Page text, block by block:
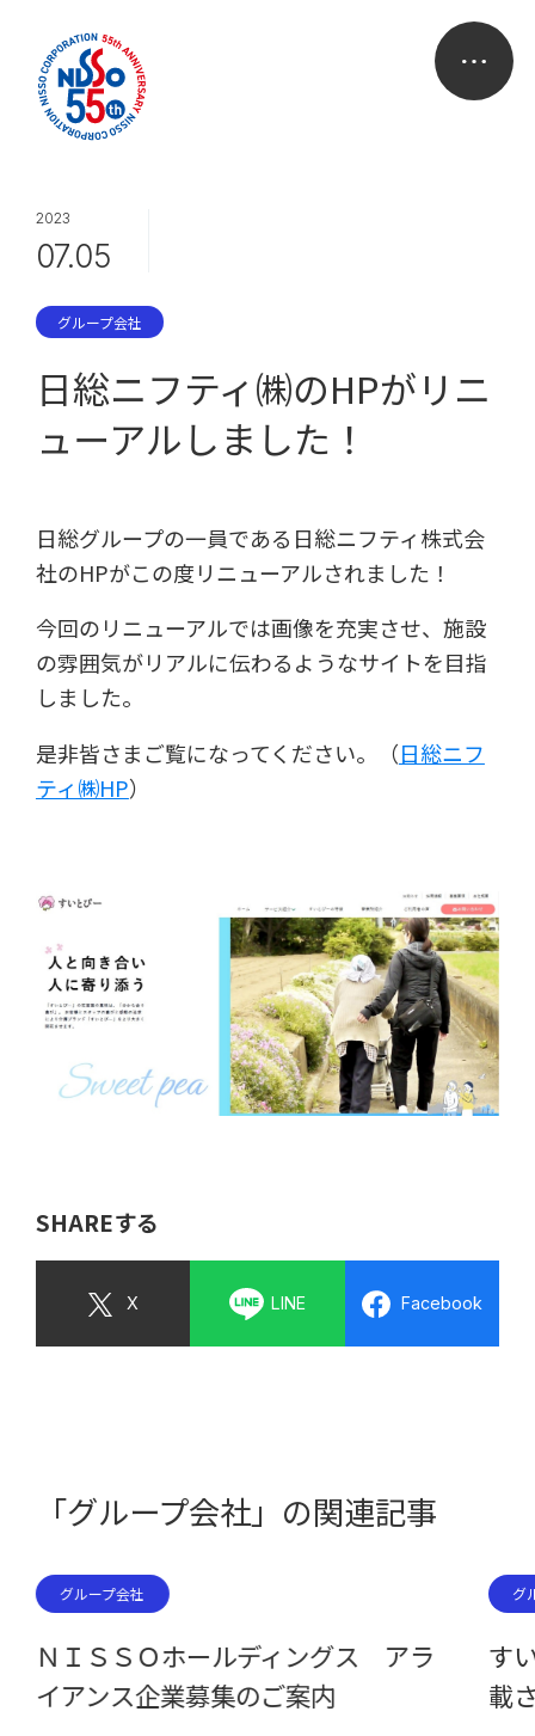
2023
07.05
グループ会社
日総ニフティ㈱のHPがリニ
ューアルしました！
日総グループの一員である日総ニフティ株式会
社のHPがこの度リニューアルされました！
今回のリニューアルでは画像を充実させ、施設
の雰囲気がリアルに伝わるようなサイトを目指
しました。
是非皆さまご覧になってください。（日総ニフ
ティ㈱HP）
SHAREする
X LINE Facebook
「グループ会社」の関連記事
グループ会社
ＮＩＳＳＯホールディングス アラ
イアンス企業募集のご案内
グ
す
載